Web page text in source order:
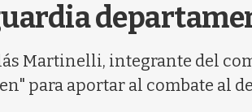
Martinelli, integrante del
para aportar al combate al